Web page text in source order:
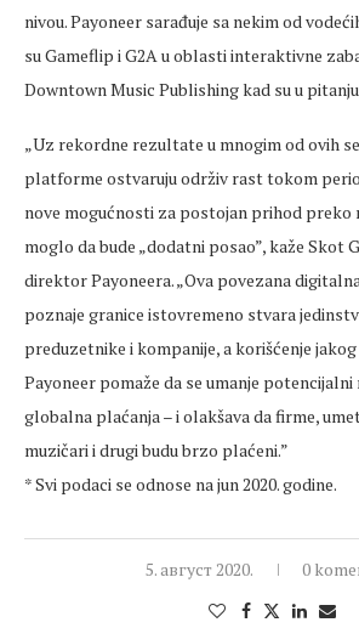
nivou. Payoneer sarađuje sa nekim od
su Gameflip i G2A u oblasti interaktivne
Downtown Music Publishing kad su u
„Uz rekordne rezultate u mnogim od ovih
platforme ostvaruju održiv rast tokom
nove mogućnosti za postojan prihod preko
moglo da bude „dodatni posao”, kaže Skot
direktor Payoneera. „Ova povezana
poznaje granice istovremeno stvara
preduzetnike i kompanije, a korišćenje
Payoneer pomaže da se umanje potencijalni
globalna plaćanja – i olakšava da firme,
muzičari i drugi budu brzo plaćeni.”
* Svi podaci se odnose na jun 2020. godine.
5. август 2020. 0